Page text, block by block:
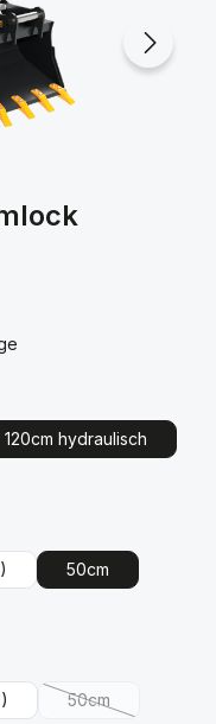
120cm hydraulisch
50cm
50cm
(Diese Option ist